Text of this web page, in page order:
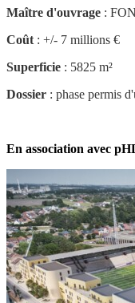
Maître d'ouvrage :
Coût : +/- 7 millions €
Superficie : 5825 m²
Dossier : phase permis
En association avec